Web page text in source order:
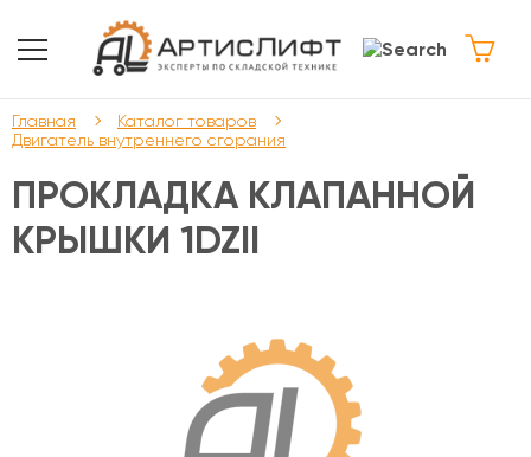
Главная
Каталог товаров
Двигатель внутреннего сгорания
ПРОКЛАДКА КЛАПАННОЙ
КРЫШКИ 1DZII